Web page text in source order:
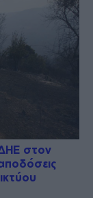
στον